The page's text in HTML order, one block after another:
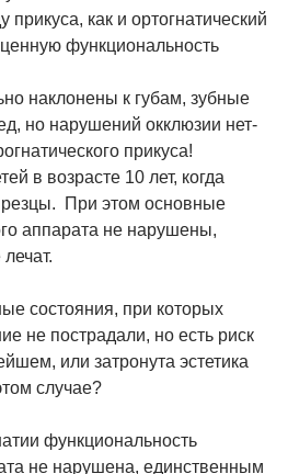
прикуса, как и ортогнатический
функциональность
наклонены к губам, зубные
но нарушений окклюзии нет-
прикуса!
в возрасте 10 лет, когда
При этом основные
аппарата не нарушены,
состояния, при которых
не пострадали, но есть риск
или затронута эстетика
случае?
функциональность
не нарушена, единственным